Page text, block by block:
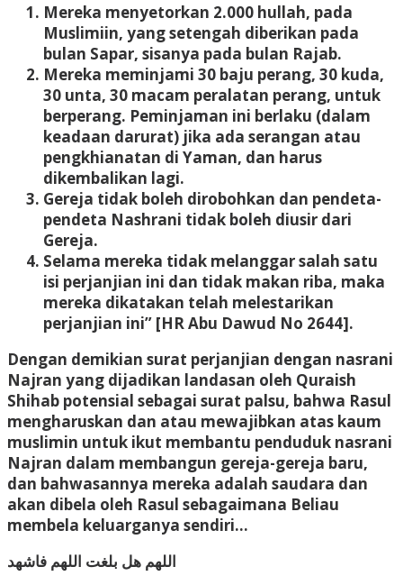
Mereka menyetorkan 2.000 hullah, pada
Muslimiin, yang setengah diberikan pada
bulan Sapar, sisanya pada bulan Rajab.
Mereka meminjami 30 baju perang, 30 kuda,
30 unta, 30 macam peralatan perang, untuk
berperang. Peminjaman ini berlaku (dalam
keadaan darurat) jika ada serangan atau
pengkhianatan di Yaman, dan harus
dikembalikan lagi.
Gereja tidak boleh dirobohkan dan pendeta-
pendeta Nashrani tidak boleh diusir dari
Gereja.
Selama mereka tidak melanggar salah satu
isi perjanjian ini dan tidak makan riba, maka
mereka dikatakan telah melestarikan
perjanjian ini” [HR Abu Dawud No 2644].
Dengan demikian surat perjanjian dengan nasrani
Najran yang dijadikan landasan oleh Quraish
Shihab potensial sebagai surat palsu, bahwa Rasul
mengharuskan dan atau mewajibkan atas kaum
muslimin untuk ikut membantu penduduk nasrani
Najran dalam membangun gereja-gereja baru,
dan bahwasannya mereka adalah saudara dan
akan dibela oleh Rasul sebagaimana Beliau
membela keluarganya sendiri…
اللهم هل بلغت اللهم فاشهد